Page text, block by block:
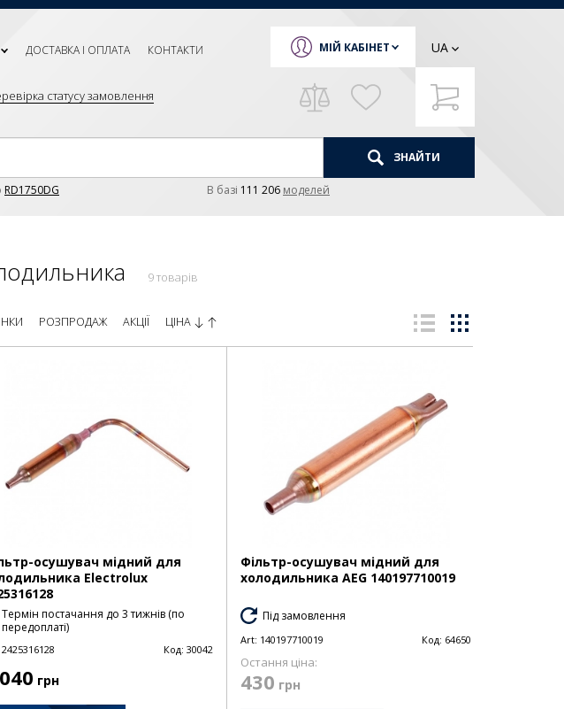
ДОСТАВКА І ОПЛАТА КОНТАКТИ
статусу замовлення
МІЙ КАБІНЕТ UA
ЗНАЙТИ
RD1750DG В базi 111 206 моделей
9 товарів
РОЗПРОДАЖ АКЦІЇ ЦІНА
осушувач мідний для
Electrolux
Термін постачання до 3 тижнів (по
передоплаті)
2425316128 Код: 30042
грн
Фільтр-осушувач мідний для
холодильника AEG 140197710019
Під замовлення
Art: 140197710019 Код: 64650
Остання ціна:
430 грн